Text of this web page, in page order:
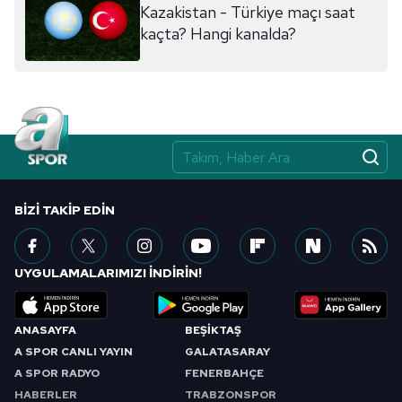
ilgili mevzuata uygun olarak kullanılan çerezlerle ilgili bilgi
almak için lütfentıklayınız.
Kazakistan - Türkiye maçı saat
kaçta? Hangi kanalda?
ANASAYFA
A SPOR CANLI YAYIN
A SPOR RADYO
HABERLER
BEŞİKTAŞ
GALATASARAY
FENERBAHÇE
TRABZONSPOR
BIZI TAKIP EDIN
UYGULAMALARIMIZI İNDİRİN!